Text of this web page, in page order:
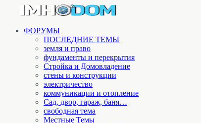
ФОРУМЫ
ПОСЛЕДНИЕ ТЕМЫ
земля и право
фундаменты и перекрытия
Стройка и Домовладение
стены и конструкции
электричество
коммуникации и отопление
Cад, двор, гараж, баня…
свободная тема
Местные Темы